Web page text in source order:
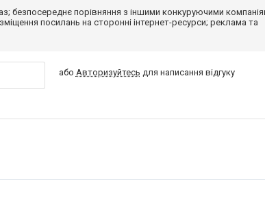
безпосереднє порівняння з іншими конкуруючими
посилань на сторонні інтернет-ресурси; реклама та
або Авторизуйтесь для написання відгуку